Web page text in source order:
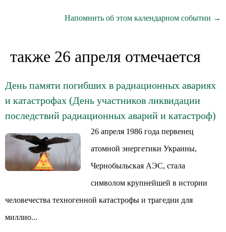
Напомнить об этом календарном событии →
также 26 апреля отмечается
День памяти погибших в радиационных авариях
и катастрофах (День участников ликвидации
последствий радиационных аварий и катастроф)
26 апреля 1986 года первенец
атомной энергетики Украины,
Чернобыльская АЭС, стала
символом крупнейшей в истории
человечества техногенной катастрофы и трагедии для
миллио...